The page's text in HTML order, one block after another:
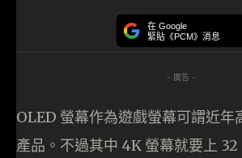
在 Google
緊貼《PCM》消息
- 廣告 -
OLED 螢幕作為遊戲螢幕可謂近年
產品。不過其中 4K 螢幕就要上